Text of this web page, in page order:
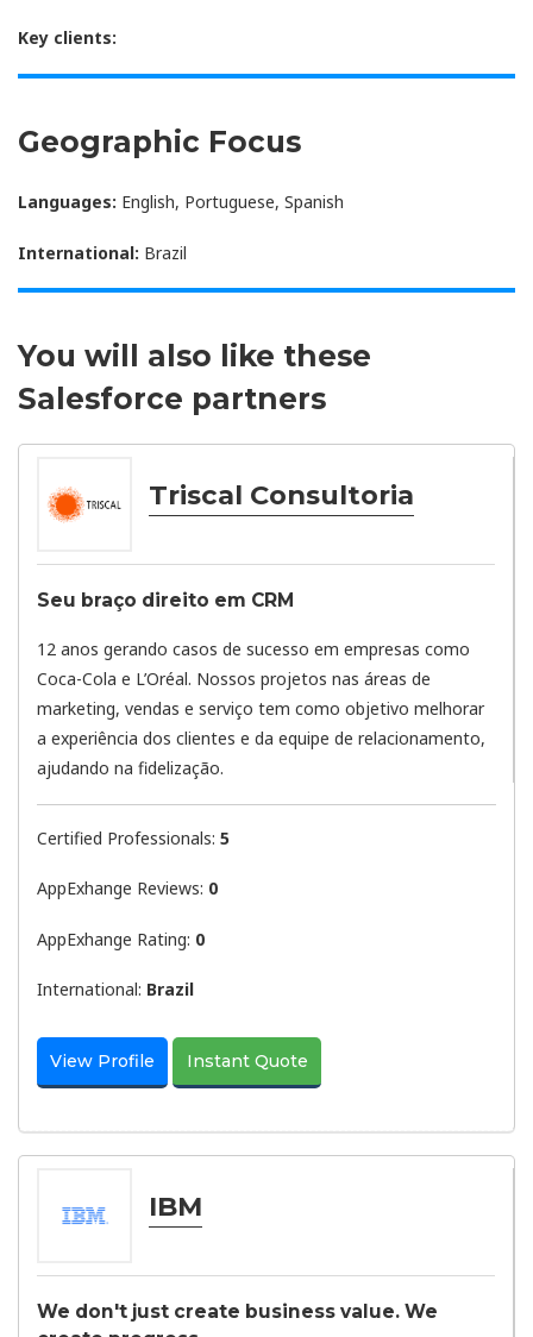
Key clients:
Geographic Focus
Languages: English, Portuguese, Spanish
International: Brazil
You will also like these
Salesforce partners
Triscal Consultoria
Seu braço direito em CRM
12 anos gerando casos de sucesso em empresas como
Coca-Cola e L’Oréal. Nossos projetos nas áreas de
marketing, vendas e serviço tem como objetivo melhorar
a experiência dos clientes e da equipe de relacionamento,
ajudando na fidelização.
Certified Professionals: 5
AppExhange Reviews: 0
AppExhange Rating: 0
International: Brazil
View Profile Instant Quote
IBM
We don't just create business value. We